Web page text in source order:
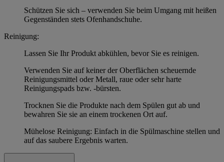
Schützen Sie sich – verwenden Sie beim Umgang mit heißen
Gegenständen stets Ofenhandschuhe.
Reinigung:
Lassen Sie Ihr Produkt abkühlen, bevor Sie es reinigen.
Verwenden Sie auf keiner der Oberflächen scheuernde
Reinigungsmittel oder Metall, raue oder sehr harte
Reinigungspads bzw. -bürsten.
Trocknen Sie die Produkte nach dem Spülen gut ab und
bewahren Sie sie an einem trockenen Ort auf.
Mühelose Reinigung: Einfach in die Spülmaschine stellen und
auf das saubere Ergebnis warten.